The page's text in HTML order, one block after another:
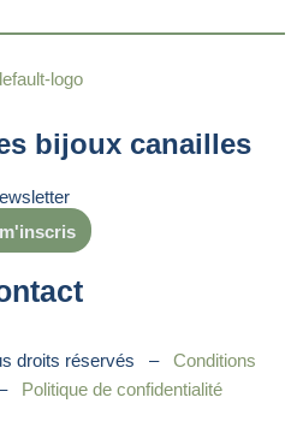
bijoux canailles
droits réservés – Conditions
Politique de confidentialité